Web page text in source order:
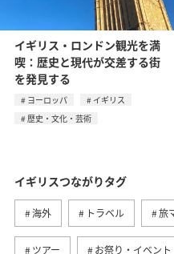
イギリス・ロンドン観光を満
喫：歴史と現代が交差する街
を発見する
ヨーロッパ
イギリス
歴史・文化・芸術
イギリスつながりタグ
海外 トラベル 旅
ツアー お祭り・イベント